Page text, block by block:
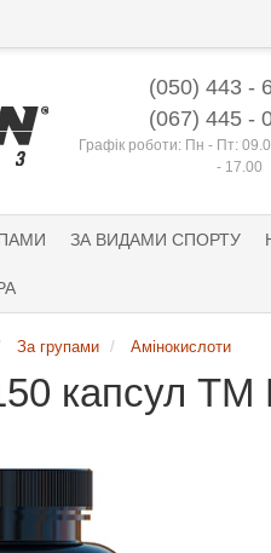
(050) 443 -
(067) 445 -
Графік роботи: Пн - Пт:
- 17.00
ЗА ВИДАМИ СПОРТУ
За групами Амінокислоти
капсул ТМ